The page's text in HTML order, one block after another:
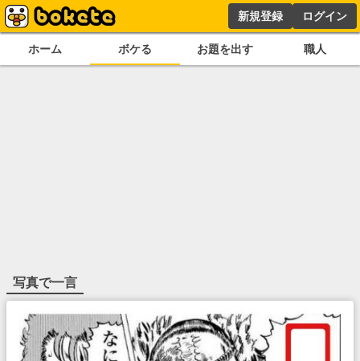
新規登録 ログイン
ホーム ボケる お題を出す 職人
写真で一言